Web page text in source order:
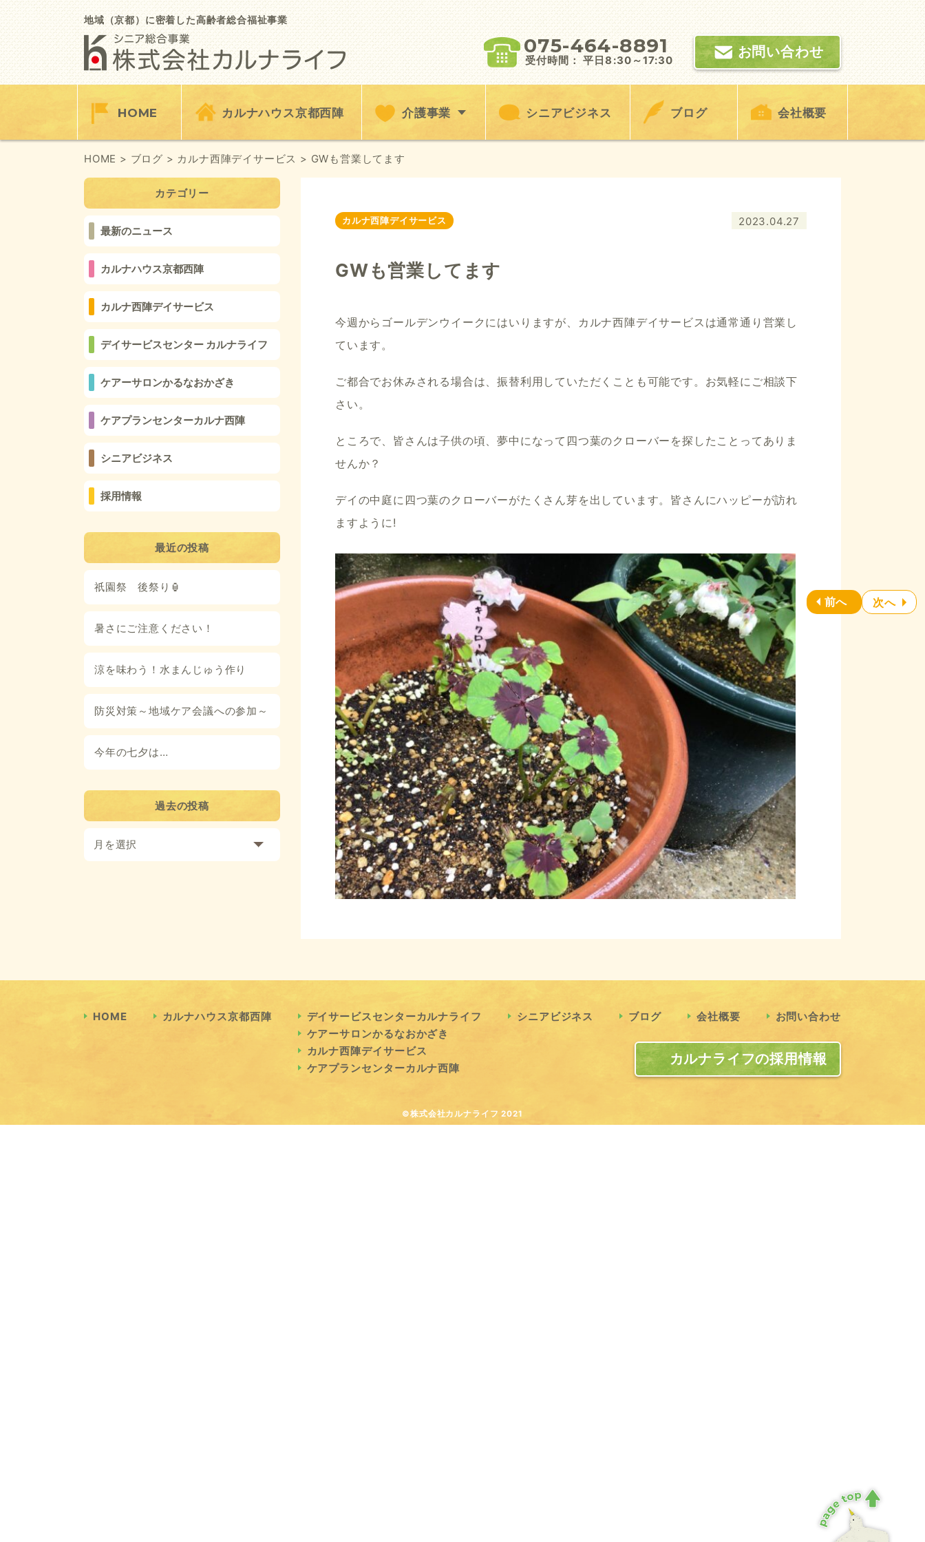
Skip
to
content
地域（京都）に密着した高齢者総合福祉事業
075-464-8891
受付時間： 平日8:30～17:30
お問い合わせ
HOME カルナハウス京都西陣 介護事業 シニアビジネス ブログ 会社概要
HOME > ブログ > カルナ西陣デイサービス > GWも営業してます
カテゴリー
最新のニュース
カルナハウス京都西陣
カルナ西陣デイサービス
デイサービスセンター カルナライフ
ケアーサロンかるなおかざき
ケアプランセンターカルナ西陣
シニアビジネス
採用情報
最近の投稿
祇園祭 後祭り🏮
暑さにご注意ください！
涼を味わう！水まんじゅう作り
防災対策～地域ケア会議への参加～
今年の七夕は…
過去の投稿
月を選択
2023.04.27
カルナ西陣デイサービス
GWも営業してます
今週からゴールデンウイークにはいりますが、カルナ西陣デイサービスは通常通り営業し
ています。
ご都合でお休みされる場合は、振替利用していただくことも可能です。お気軽にご相談下
さい。
ところで、皆さんは子供の頃、夢中になって四つ葉のクローバーを探したことってありま
せんか？
デイの中庭に四つ葉のクローバーがたくさん芽を出しています。皆さんにハッピーが訪れ
ますように!
前へ 次へ
HOME カルナハウス京都西陣
デイサービスセンターカルナライフ
ケアーサロンかるなおかざき
カルナ西陣デイサービス
ケアプランセンターカルナ西陣
シニアビジネス ブログ 会社概要 お問い合わせ
カルナライフの採用情報
©株式会社カルナライフ 2021